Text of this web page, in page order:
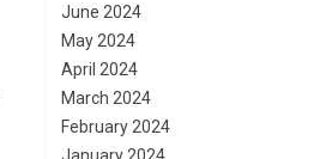
June 2024
May 2024
April 2024
March 2024
February 2024